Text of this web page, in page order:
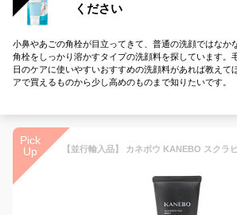
ください
小鼻やあごの角栓が目立ってきて、普通の洗顔ではなか
角栓をしっかり溶かすタイプの洗顔料を探しています。
日のケアに使いやすいおすすめの洗顔料があれば教えて
アで買えるものから少し高めのものまで知りたいです。
Pick
Up